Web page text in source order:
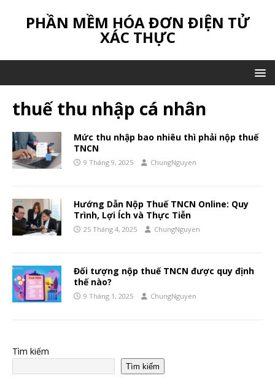
PHẦN MỀM HÓA ĐƠN ĐIỆN TỬ
XÁC THỰC
thuế thu nhập cá nhân
Mức thu nhập bao nhiêu thì phải nộp thuế
TNCN
9 Tháng 9, 2025 ChungNguyen
Hướng Dẫn Nộp Thuế TNCN Online: Quy
Trình, Lợi Ích và Thực Tiễn
25 Tháng 4, 2025 ChungNguyen
Đối tượng nộp thuế TNCN được quy định
thế nào?
9 Tháng 1, 2025 ChungNguyen
Tìm kiếm
Tìm kiếm